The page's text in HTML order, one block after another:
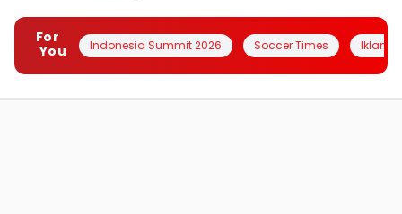
For
You
Indonesia Summit 2026 Soccer Times Iklanin